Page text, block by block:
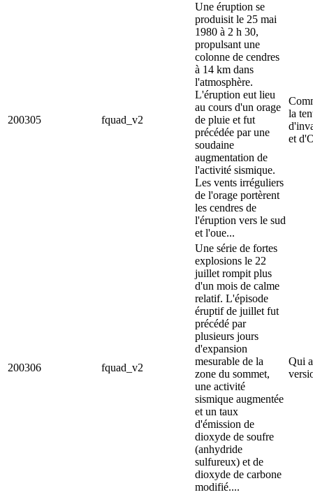
200305 fquad_v2
Une éruption se
produisit le 25 mai
1980 à 2 h 30,
propulsant une
colonne de cendres
à 14 km dans
l'atmosphère.
L'éruption eut lieu
au cours d'un orage
de pluie et fut
précédée par une
soudaine
augmentation de
l'activité sismique.
Les vents irréguliers
de l'orage portèrent
les cendres de
l'éruption vers le sud
et l'oue...
la
et
200306 fquad_v2
Une série de fortes
explosions le 22
juillet rompit plus
d'un mois de calme
relatif. L'épisode
éruptif de juillet fut
précédé par
plusieurs jours
d'expansion
mesurable de la
zone du sommet,
une activité
sismique augmentée
et un taux
d'émission de
dioxyde de soufre
(anhydride
sulfureux) et de
dioxyde de carbone
modifié....
Qui